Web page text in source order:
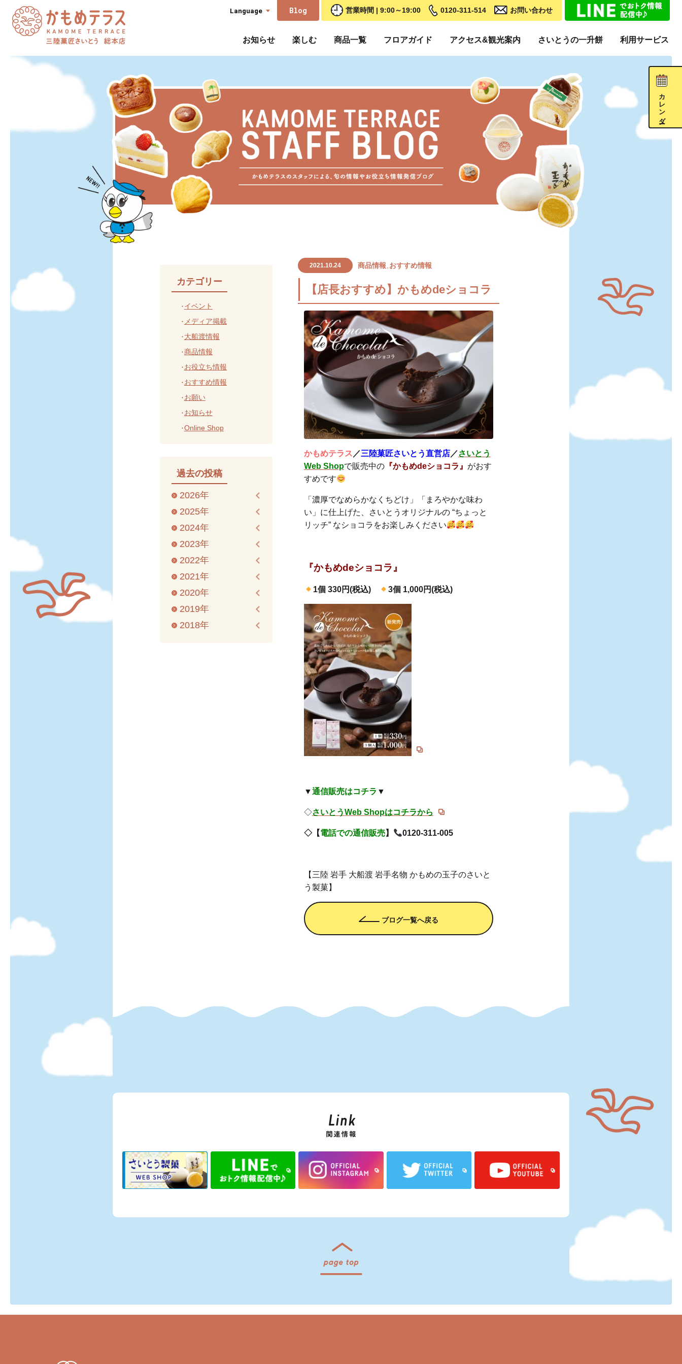
Language Blog 営業時間 | 9:00～19:00 0120-311-514 お問い合わせ
お知らせ 楽しむ 商品一覧 フロアガイド アクセス&観光案内 さいとうの一升餅 利用サービス
カレンダー
2021.10.24 商品情報 おすすめ情報
【店長おすすめ】かもめdeショコラ
かもめテラス ／三陸菓匠さいとう直営店／さいとう
Web Shopで販売中の『かもめdeショコラ』 がおす
すめです
「濃厚でなめらかなくちどけ」「まろやかな味わ
い」に仕上げた、さいとうオリジナルの “ちょっと
リッチ” なショコラをお楽しみください
『かもめdeショコラ』
1個 330円(税込) 3個 1,000円(税込)
▼通信販売はコチラ ▼
◇さいとうWeb Shopはコチラから
◇【電話での通信販売】 0120-311-005
【三陸 岩手 大船渡 岩手名物 かもめの玉子のさいと
う製菓】
ブログ一覧へ戻る
カテゴリー
イベント
メディア掲載
大船渡情報
商品情報
お役立ち情報
おすすめ情報
お願い
お知らせ
Online Shop
過去の投稿
2026年
2025年
2024年
2023年
2022年
2021年
2020年
2019年
2018年